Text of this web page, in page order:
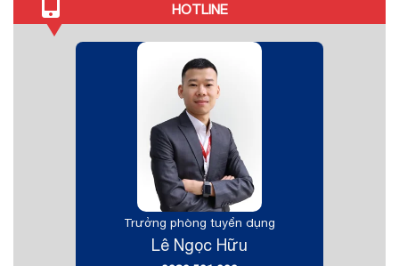
HOTLINE
Trưởng phòng tuyển dụng
Lê Ngọc Hữu